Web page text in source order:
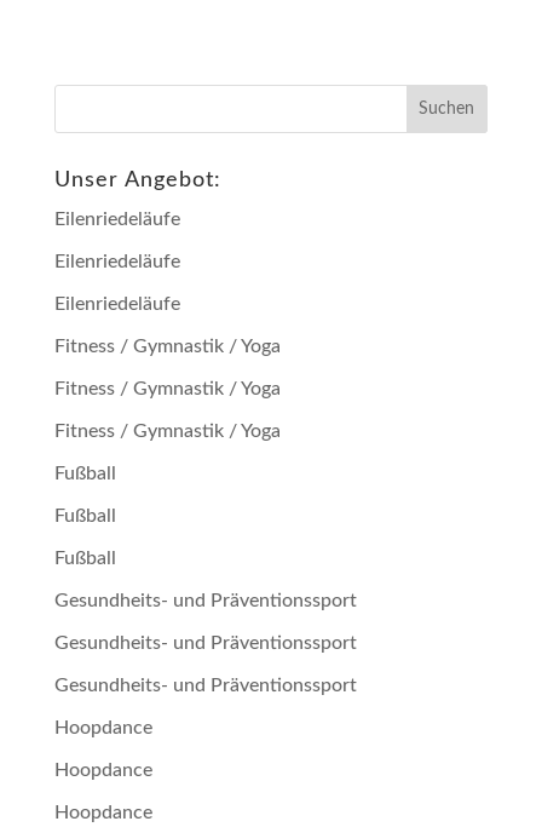
Unser Angebot:
Eilenriedeläufe
Eilenriedeläufe
Eilenriedeläufe
Fitness / Gymnastik / Yoga
Fitness / Gymnastik / Yoga
Fitness / Gymnastik / Yoga
Fußball
Fußball
Fußball
Gesundheits- und Präventionssport
Gesundheits- und Präventionssport
Gesundheits- und Präventionssport
Hoopdance
Hoopdance
Hoopdance